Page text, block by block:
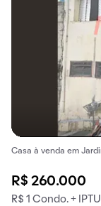
Casa à venda em
R$ 260.000
R$ 1 Condo. + IPTU